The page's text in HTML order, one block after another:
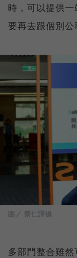
時，可以提供
要再去跟個別公
圖／ 蔡仁譯攝
多部門整合雖